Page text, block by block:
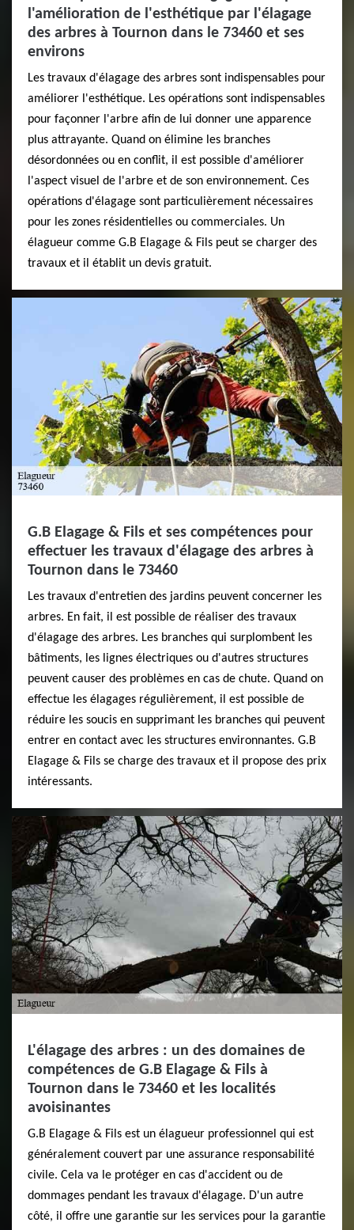
l'amélioration de l'esthétique par l'élagage
des arbres à Tournon dans le 73460 et ses
environs
Les travaux d'élagage des arbres sont indispensables pour
améliorer l'esthétique. Les opérations sont indispensables
pour façonner l'arbre afin de lui donner une apparence
plus attrayante. Quand on élimine les branches
désordonnées ou en conflit, il est possible d'améliorer
l'aspect visuel de l'arbre et de son environnement. Ces
opérations d'élagage sont particulièrement nécessaires
pour les zones résidentielles ou commerciales. Un
élagueur comme G.B Elagage & Fils peut se charger des
travaux et il établit un devis gratuit.
G.B Elagage & Fils et ses compétences pour
effectuer les travaux d'élagage des arbres à
Tournon dans le 73460
Les travaux d'entretien des jardins peuvent concerner les
arbres. En fait, il est possible de réaliser des travaux
d'élagage des arbres. Les branches qui surplombent les
bâtiments, les lignes électriques ou d'autres structures
peuvent causer des problèmes en cas de chute. Quand on
effectue les élagages régulièrement, il est possible de
réduire les soucis en supprimant les branches qui peuvent
entrer en contact avec les structures environnantes. G.B
Elagage & Fils se charge des travaux et il propose des prix
intéressants.
L'élagage des arbres : un des domaines de
compétences de G.B Elagage & Fils à
Tournon dans le 73460 et les localités
avoisinantes
G.B Elagage & Fils est un élagueur professionnel qui est
généralement couvert par une assurance responsabilité
civile. Cela va le protéger en cas d'accident ou de
dommages pendant les travaux d'élagage. D'un autre
côté, il offre une garantie sur les services pour la garantie